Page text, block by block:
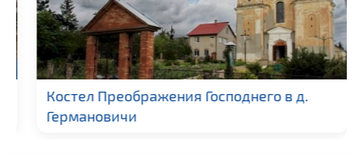
Костел Преображения Господнего в д.
Германовичи